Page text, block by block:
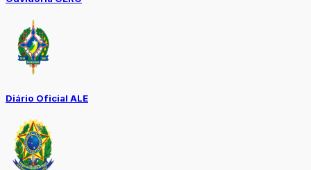
Diário Oficial ALE